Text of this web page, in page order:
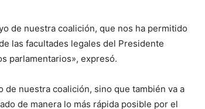
de nuestra coalición, que nos ha permitido
las facultades legales del Presidente
parlamentarios», expresó.
de nuestra coalición, sino que también va a
de manera lo más rápida posible por el